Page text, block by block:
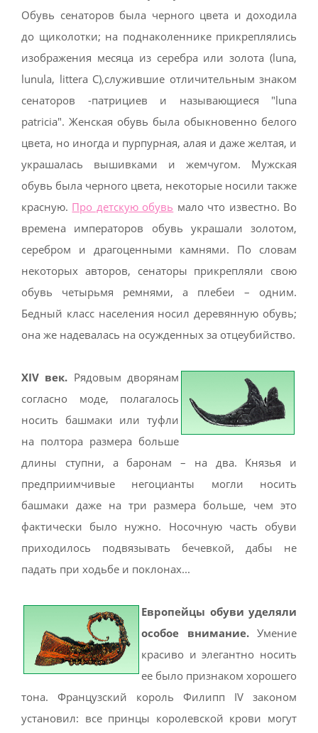
Обувь сенаторов была черного цвета и доходила
до щиколотки; на поднаколеннике прикреплялись
изображения месяца из серебра или золота (luna,
lunula, littera C),служившие отличительным знаком
сенаторов -патрициев и называющиеся "luna
patricia". Женская обувь была обыкновенно белого
цвета, но иногда и пурпурная, алая и даже желтая, и
украшалась вышивками и жемчугом. Мужская
обувь была черного цвета, некоторые носили также
красную. Про детскую обувь мало что известно. Во
времена императоров обувь украшали золотом,
серебром и драгоценными камнями. По словам
некоторых авторов, сенаторы прикрепляли свою
обувь четырьмя ремнями, а плебеи – одним.
Бедный класс населения носил деревянную обувь;
она же надевалась на осужденных за отцеубийство.
ХIV век. Рядовым дворянам
согласно моде, полагалось
носить башмаки или туфли
на полтора размера больше
длины ступни, а баронам – на два. Князья и
предприимчивые негоцианты могли носить
башмаки даже на три размера больше, чем это
фактически было нужно. Носочную часть обуви
приходилось подвязывать бечевкой, дабы не
падать при ходьбе и поклонах...
Европейцы обуви уделяли
особое внимание.Умение
красиво и элегантно носить
ее было признаком хорошего
тона. Французский король Филипп IV законом
установил: все принцы королевской крови могут